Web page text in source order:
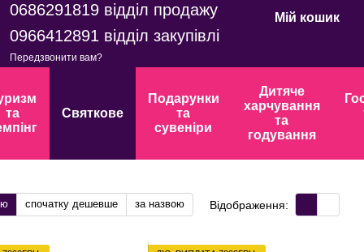
0686291819 відділ продажу
0966412891 відділ закупівлі
Передзвонити вам?
Мій кошик
та
Святкове
Подарунки
та
сувеніри
Дитяче
харчування
та
годування
спочатку дешевше за назвою Відображення: